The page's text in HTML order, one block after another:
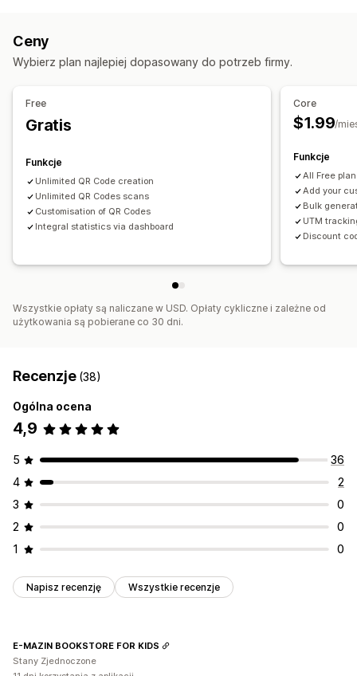
Ceny
Wybierz plan najlepiej dopasowany do potrzeb firmy.
Free
Gratis
Funkcje
Unlimited QR Code creation
Unlimited QR Codes scans
Customisation of QR Codes
Integral statistics via dashboard
Core
$1.99/
Funkcje
All Free
Add your
Bulk
UTM
Discount
Wszystkie opłaty są naliczane w USD. Opłaty cykliczne i zależne od
użytkowania są pobierane co 30 dni.
Recenzje (38)
Ogólna ocena
4,9
5
36
4
2
3
0
2
0
1
0
Napisz recenzję Wszystkie recenzje
E-MAZIN BOOKSTORE FOR KIDS
Stany Zjednoczone